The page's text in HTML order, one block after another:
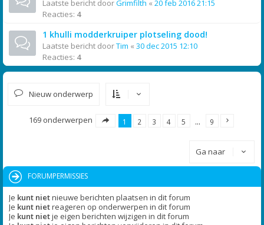
Laatste bericht doorGrimfilth « 20 feb 2016 21:15
Reacties: 4
1 khulli modderkruiper plotseling dood!
Laatste bericht doorTim « 30 dec 2015 12:10
Reacties: 4
Nieuw onderwerp
169 onderwerpen 1 2 3 4 5 … 9
Ga naar
FORUMPERMISSIES
Je kunt nietnieuwe berichten plaatsen in dit forum
Je kunt nietreageren op onderwerpen in dit forum
Je kunt nietje eigen berichten wijzigen in dit forum